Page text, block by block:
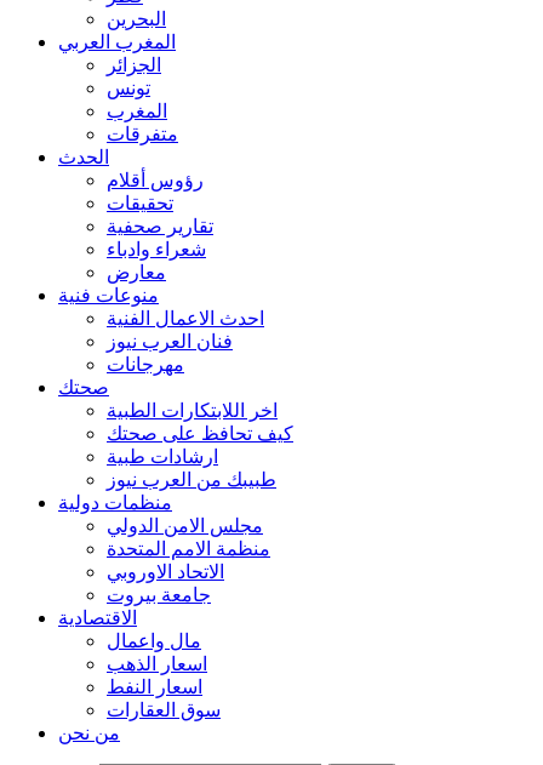
البحرين
المغرب العربي
الجزائر
تونس
المغرب
متفرقات
الحدث
رؤوس أقلام
تحقيقات
تقارير صحفية
شعراء وادباء
معارض
منوعات فنية
احدث الاعمال الفنية
فنان العرب نيوز
مهرجانات
صحتك
اخر اللابتكارات الطبية
كيف تحافظ على صحتك
ارشادات طبية
طبيبك من العرب نيوز
منظمات دولية
مجلس الامن الدولي
منظمة الامم المتحدة
الاتحاد الاوروبي
جامعة بيروت
الاقتصادية
مال واعمال
اسعار الذهب
اسعار النفط
سوق العقارات
من نحن